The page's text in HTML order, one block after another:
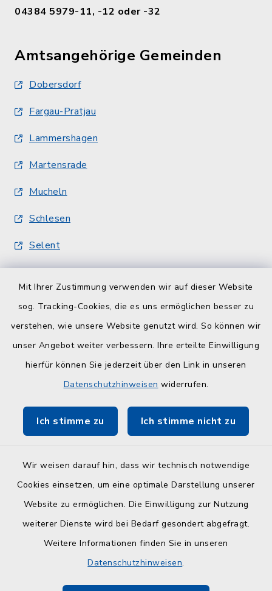
Mit Ihrer Zustimmung verwenden wir auf dieser Website
sog. Tracking-Cookies, die es uns ermöglichen besser zu
verstehen, wie unsere Website genutzt wird. So können wir
unser Angebot weiter verbessern. Ihre erteilte Einwilligung
hierfür können Sie jederzeit über den Link in unseren
Datenschutzhinweisen widerrufen.
Ich stimme zu Ich stimme nicht zu
Wir weisen darauf hin, dass wir technisch notwendige
Cookies einsetzen, um eine optimale Darstellung unserer
Website zu ermöglichen. Die Einwilligung zur Nutzung
weiterer Dienste wird bei Bedarf gesondert abgefragt.
Weitere Informationen finden Sie in unseren
Datenschutzhinweisen.
04384 5979-11, -12 oder -32
Amtsangehörige Gemeinden
Dobersdorf
Fargau-Pratjau
Lammershagen
Martensrade
Mucheln
Schlesen
Selent
Quicklinks
Serviceportal Schleswig-Holstein
ZuFiSH
Am Selent/Schlesen MapOne
Barrierefreiheit